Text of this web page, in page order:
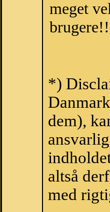
meget
brugere!!
*)
dem),
altså
med